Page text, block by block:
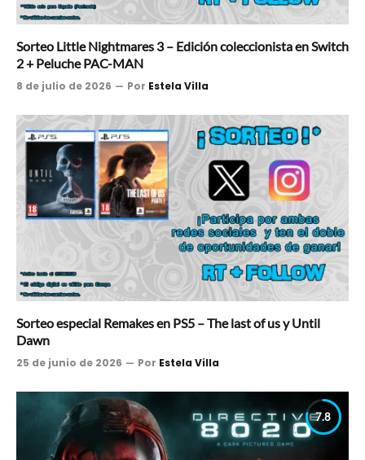
Sorteo Little Nightmares 3 – Edición coleccionista en Switch
2 + Peluche PAC-MAN
8 de julio de 2026 Por Estela Villa
Sorteo especial Remakes en PS5 – The last of us y Until
Dawn
25 de junio de 2026 Por Estela Villa
7.8